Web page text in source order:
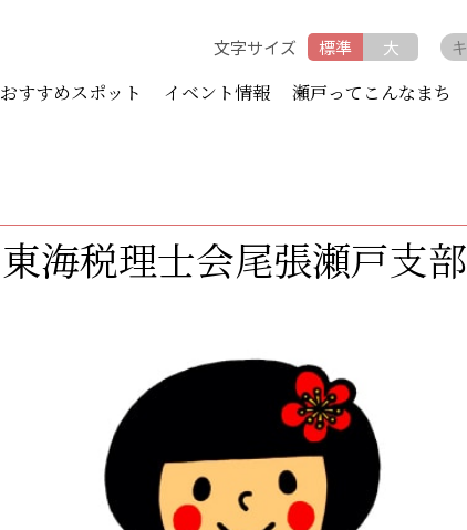
文字サイズ 標準 大
おすすめスポット イベント情報 瀬戸ってこんなまち
東海税理士会尾張瀬戸支部